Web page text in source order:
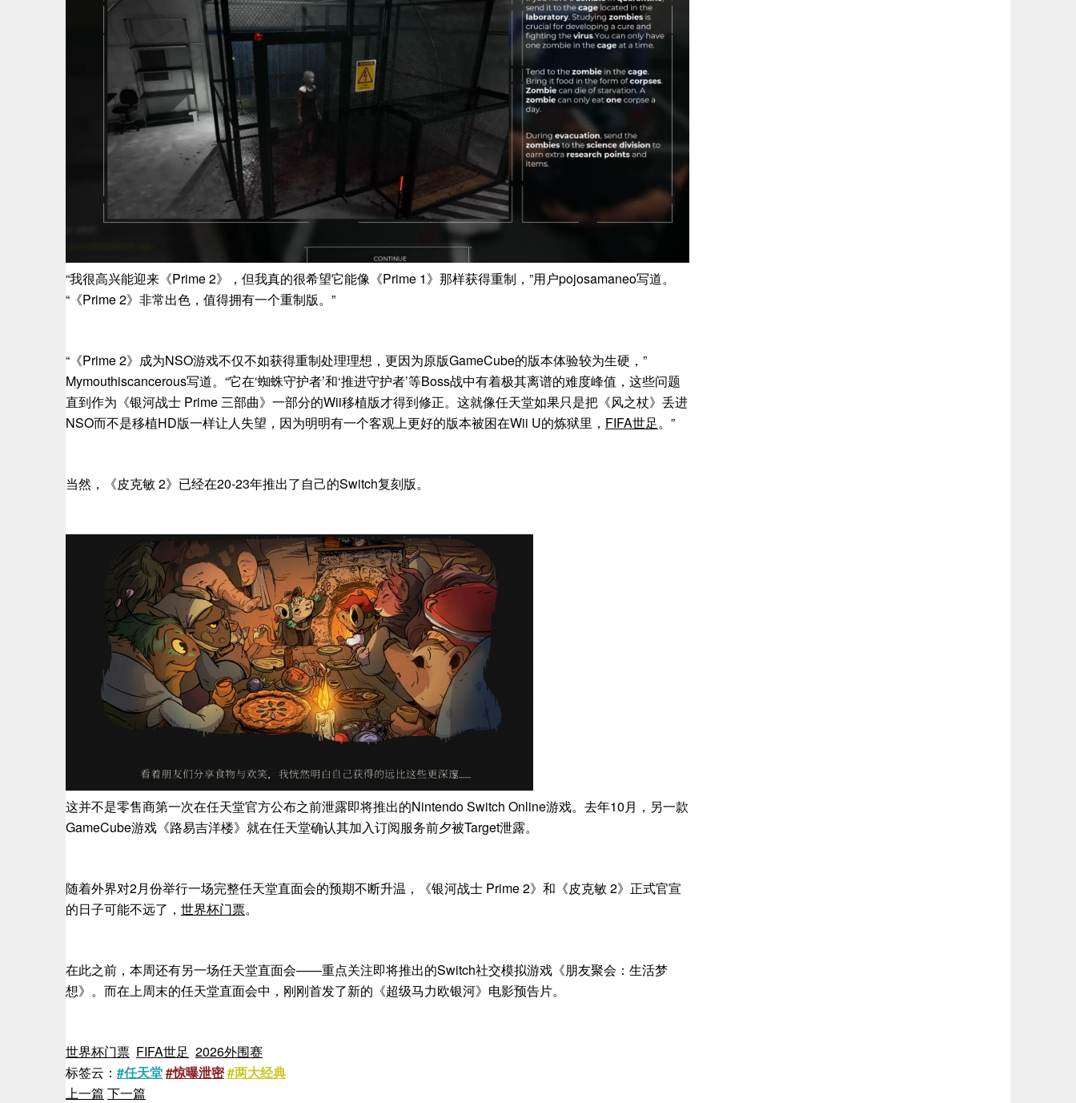
“我很高兴能迎来《Prime 2》，但我真的很希望它能像《Prime 1》那样获得重制，”用户pojosamaneo写道。
“《Prime 2》非常出色，值得拥有一个重制版。”
“《Prime 2》成为NSO游戏不仅不如获得重制处理理想，更因为原版GameCube的版本体验较为生硬，”
Mymouthiscancerous写道。“它在‘蜘蛛守护者’和‘推进守护者’等Boss战中有着极其离谱的难度峰值，这些问题
直到作为《银河战士 Prime 三部曲》一部分的Wii移植版才得到修正。这就像任天堂如果只是把《风之杖》丢进
NSO而不是移植HD版一样让人失望，因为明明有一个客观上更好的版本被困在Wii U的炼狱里， FIFA世足。”
当然，《皮克敏 2》已经在20-23年推出了自己的Switch复刻版。
这并不是零售商第一次在任天堂官方公布之前泄露即将推出的Nintendo Switch Online游戏。去年10月，另一款
GameCube游戏《路易吉洋楼》就在任天堂确认其加入订阅服务前夕被Target泄露。
随着外界对2月份举行一场完整任天堂直面会的预期不断升温，《银河战士 Prime 2》和《皮克敏 2》正式官宣
的日子可能不远了， 世界杯门票。
在此之前，本周还有另一场任天堂直面会——重点关注即将推出的Switch社交模拟游戏《朋友聚会：生活梦
想》。而在上周末的任天堂直面会中，刚刚首发了新的《超级马力欧银河》电影预告片。
世界杯门票 FIFA世足 2026外围赛
标签云： #任天堂#惊曝泄密#两大经典
上一篇 下一篇